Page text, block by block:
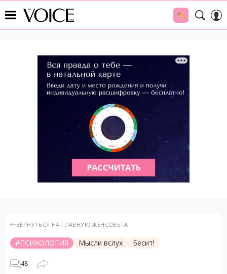
ВЕРНУТЬСЯ НА ГЛАВНУЮ ЖЕНСОВЕТА
#ПСИХОЛОГИЯ Мысли вслух Бесит!
48